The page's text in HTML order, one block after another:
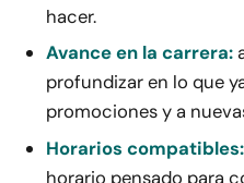
hacer.
Avance en la carrera:
profundizar en lo que
promociones y a
Horarios compatibles:
horario pensado para